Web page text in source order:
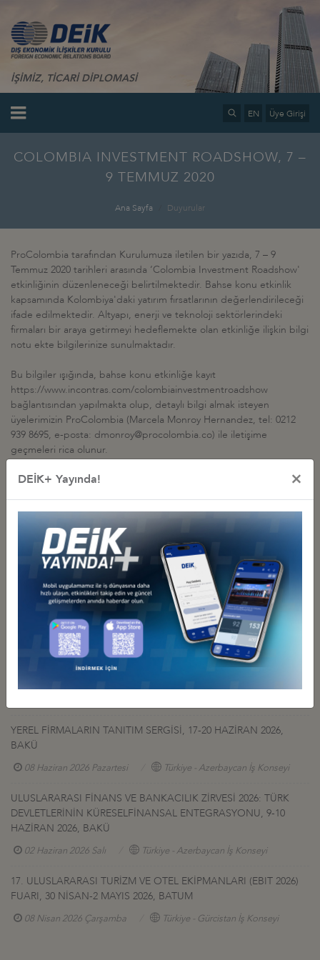
İŞİMİZ, TİCARİ DİPLOMASİ
EN Üye Girişi
COLOMBIA INVESTMENT ROADSHOW, 7 –
9 TEMMUZ 2020
Ana Sayfa Duyurular
ProColombia tarafından Kurulumuza iletilen bir yazıda, 7 – 9
Temmuz 2020 tarihleri arasında ‘Colombia Investment Roadshow'
etkinliğinin düzenleneceği belirtilmektedir. Bahse konu etkinlik
kapsamında Kolombiya'daki yatırım fırsatlarının değerlendirileceği
ifade edilmektedir. Altyapı, enerji ve teknoloji sektörlerindeki
firmaları bir araya getirmeyi hedeflemekte olan etkinliğe ilişkin bilgi
notu ekte bilgilerinize sunulmaktadır.
Bu bilgiler ışığında, bahse konu etkinliğe kayıt
https://www.incontras.com/colombiainvestmentroadshow
bağlantısından yapılmakta olup, detaylı bilgi almak isteyen
üyelerimizin ProColombia (Marcela Monroy Hernandez, tel: 0212
939 8695, e-posta: dmonroy@procolombia.co) ile iletişime
geçmeleri rica olunur.
BİLGİ NOTU
Diğer Duyurular
GÜRCİSTAN YATIRIM PROJELERİ HK.
27 Temmuz 2026 Pazartesi Türkiye - Gürcistan İş Konseyi
YEREL FİRMALARIN TANITIM SERGİSİ, 17-20 HAZİRAN 2026,
BAKÜ
08 Haziran 2026 Pazartesi Türkiye - Azerbaycan İş Konseyi
ULUSLARARASI FİNANS VE BANKACILIK ZİRVESİ 2026: TÜRK
DEVLETLERİNİN KÜRESELFİNANSAL ENTEGRASYONU, 9-10
HAZİRAN 2026, BAKÜ
02 Haziran 2026 Salı Türkiye - Azerbaycan İş Konseyi
17. ULUSLARARASI TURİZM VE OTEL EKİPMANLARI (EBIT 2026)
FUARI, 30 NİSAN-2 MAYIS 2026, BATUM
08 Nisan 2026 Çarşamba Türkiye - Gürcistan İş Konseyi
DEİK+ Yayında! ×